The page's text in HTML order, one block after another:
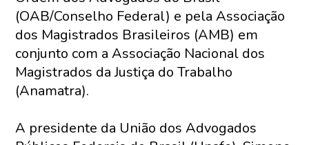
(OAB/Conselho Federal) e pela Associação
dos Magistrados Brasileiros (AMB) em
conjunto com a Associação Nacional dos
Magistrados da Justiça do Trabalho
(Anamatra).
A presidente da União dos Advogados